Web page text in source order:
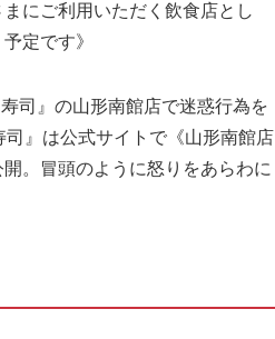
にご利用いただく飲食店とし
定です》
司』の山形南館店で迷惑行為を
』は公式サイトで《山形南館店
。冒頭のように怒りをあらわに